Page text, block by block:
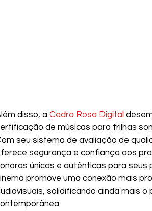
disso, a Cedro Rosa Digital
de músicas para trilhas
seu sistema de avaliação de
segurança e confiança aos
únicas e autênticas para seus
promove uma conexão mais
solidificando ainda mais